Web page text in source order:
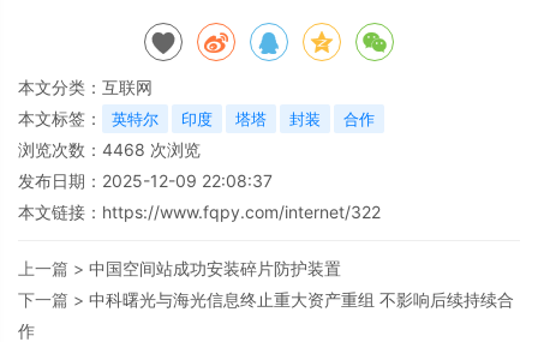
本文分类： 互联网
本文标签：
英特尔 印度 塔塔 封装 合作
浏览次数： 4468 次浏览
发布日期：2025-12-09 22:08:37
本文链接： https://www.fqpy.com/internet/322
上一篇 > 中国空间站成功安装碎片防护装置
下一篇 > 中科曙光与海光信息终止重大资产重组 不影响后续持续合
作